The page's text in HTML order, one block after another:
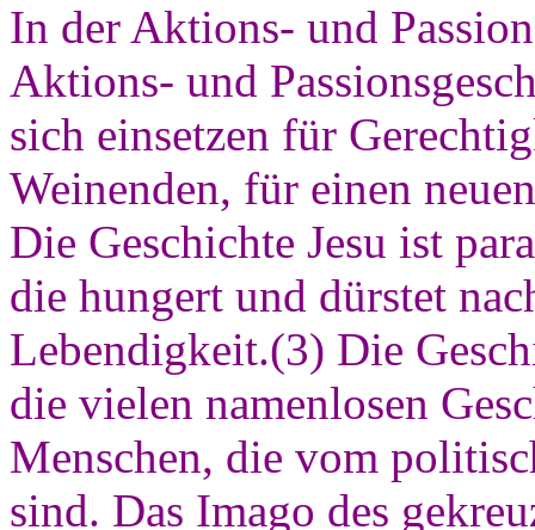
In der Aktions- und
Aktions- und
sich einsetzen für
Weinenden, für einen
Die Geschichte Jesu ist
die hungert und dürstet
Lebendigkeit.(3) Die
die vielen namenlosen
Menschen, die vom
sind. Das Imago des